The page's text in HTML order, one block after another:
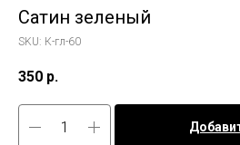
Сатин зеленый
SKU: К-гл-60
350 р.